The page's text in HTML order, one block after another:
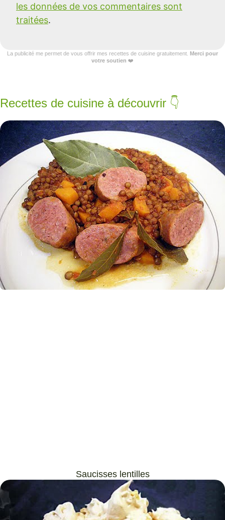
les données de vos commentaires sont
traitées.
La publicité me permet de vous offrir mes recettes de cuisine gratuitement. Merci pour
votre soutien ❤️
Recettes de cuisine à découvrir 👇
Saucisses lentilles